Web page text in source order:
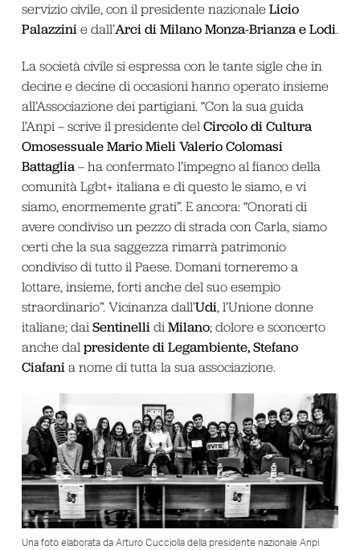
servizio civile, con il presidente nazionale Licio
Palazzinie dall’Arci di Milano Monza-Brianza e Lodi.
La società civile si espressa con le tante sigle che in
decine e decine di occasioni hanno operato insieme
all’Associazione dei partigiani. “Con la sua guida
l’Anpi – scrive il presidente del Circolo di Cultura
Omosessuale Mario Mieli Valerio Colomasi
Battaglia – ha confermato l’impegno al fianco della
comunità Lgbt+ italiana e di questo le siamo, e vi
siamo, enormemente grati”. E ancora: “Onorati di
avere condiviso un pezzo di strada con Carla, siamo
certi che la sua saggezza rimarrà patrimonio
condiviso di tutto il Paese. Domani torneremo a
lottare, insieme, forti anche del suo esempio
straordinario”. Vicinanza dall’Udi, l’Unione donne
italiane; dai Sentinelli di Milano; dolore e sconcerto
anche dal presidente di Legambiente, Stefano
Ciafani a nome di tutta la sua associazione.
Una foto elaborata da Arturo Cucciolla della presidente nazionale Anpi